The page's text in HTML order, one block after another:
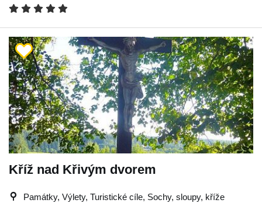
Kříž nad Křivým dvorem
Památky, Výlety, Turistické cíle, Sochy, sloupy, kříže